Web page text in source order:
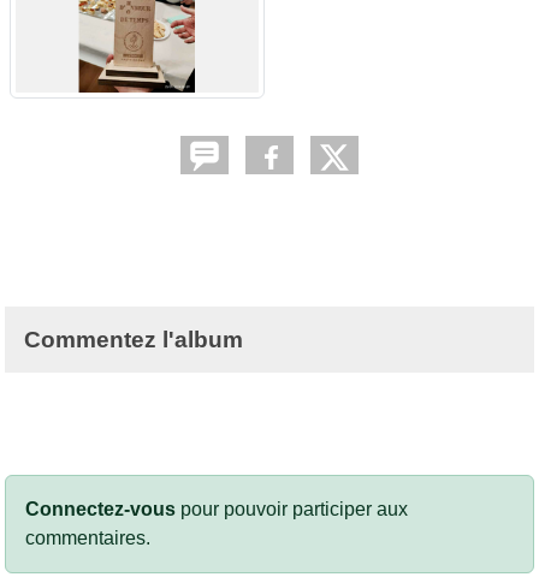
Commentez l'album
Connectez-vous pour pouvoir participer aux
commentaires.